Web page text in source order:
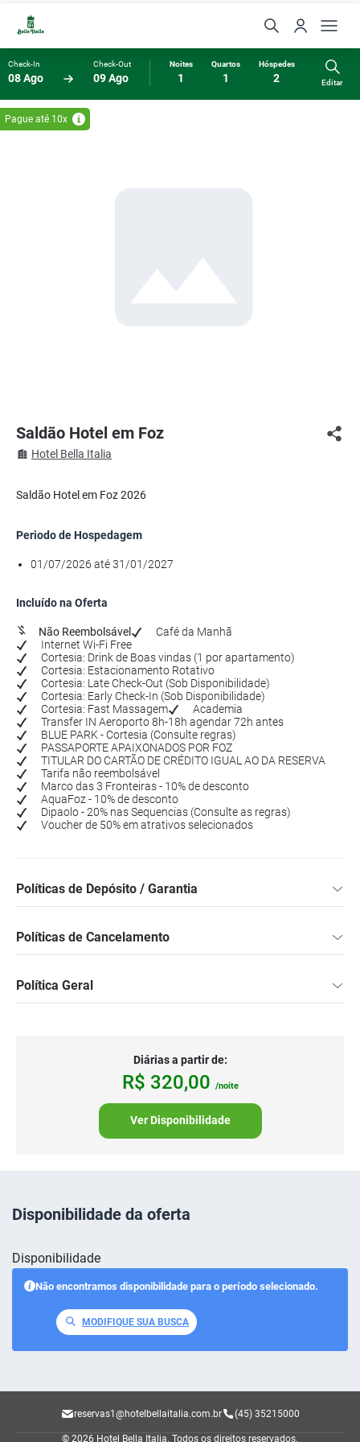
Check-In
08 Ago
Check-Out
09 Ago
Noites
1
Quartos
1
Hóspedes
2 Editar
Pague até 10x
Saldão Hotel em Foz
Hotel Bella Italia
Saldão Hotel em Foz 2026
Periodo de Hospedagem
01/07/2026 até 31/01/2027
Incluído na Oferta
Não Reembolsável
Café da Manhã
Internet Wi-Fi Free
Cortesia: Drink de Boas vindas (1 por apartamento)
Cortesia: Estacionamento Rotativo
Cortesia: Late Check-Out (Sob Disponibilidade)
Cortesia: Early Check-In (Sob Disponibilidade)
Cortesia: Fast Massagem
Academia
Transfer IN Aeroporto 8h-18h agendar 72h antes
BLUE PARK - Cortesia (Consulte regras)
PASSAPORTE APAIXONADOS POR FOZ
TITULAR DO CARTÃO DE CRÉDITO IGUAL AO DA RESERVA
Tarifa não reembolsável
Marco das 3 Fronteiras - 10% de desconto
AquaFoz - 10% de desconto
Dipaolo - 20% nas Sequencias (Consulte as regras)
Voucher de 50% em atrativos selecionados
Políticas de Depósito / Garantia
Políticas de Cancelamento
Política Geral
Diárias a partir de:
R$ 320,00 /noite
Ver Disponibilidade
Disponibilidade da oferta
Disponibilidade
Não encontramos disponibilidade para o período selecionado.
MODIFIQUE SUA BUSCA
reservas1@hotelbellaitalia.com.br (45) 35215000
© 2026 Hotel Bella Italia. Todos os direitos reservados.